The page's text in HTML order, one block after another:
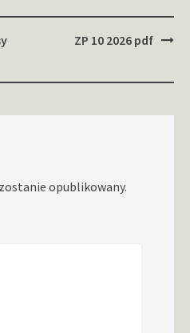
ZP 10 2026 pdf
opublikowany.